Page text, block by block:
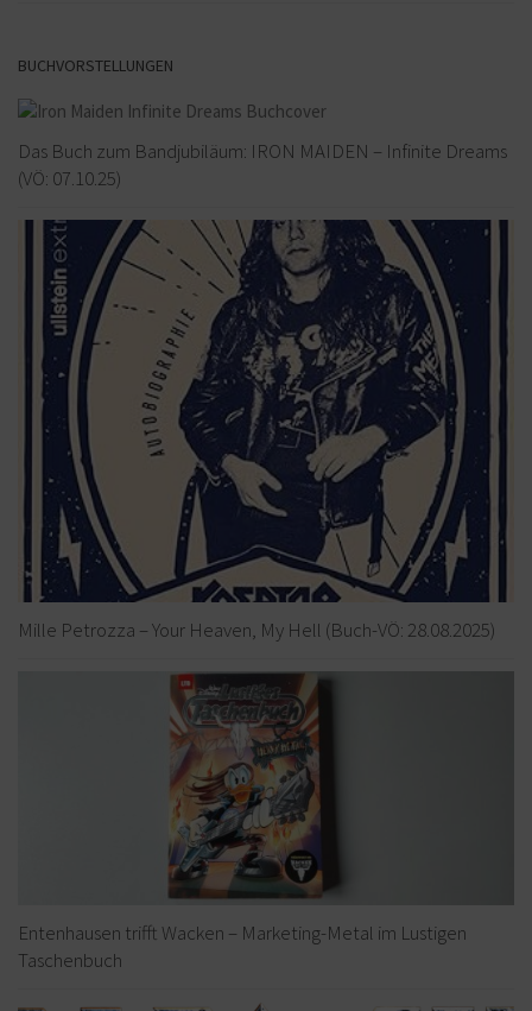
BUCHVORSTELLUNGEN
Das Buch zum Bandjubiläum: IRON MAIDEN – Infinite Dreams
(VÖ: 07.10.25)
Mille Petrozza – Your Heaven, My Hell (Buch-VÖ: 28.08.2025)
Entenhausen trifft Wacken – Marketing-Metal im Lustigen
Taschenbuch